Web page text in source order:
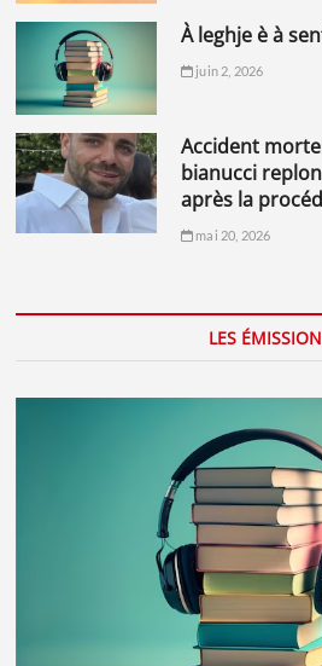
à leghje è à
juin 2, 2026
accident mortel de verghia : la famille
bianucci
après la
mai 20, 2026
LES